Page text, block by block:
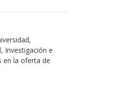
Investigación e
en la oferta de